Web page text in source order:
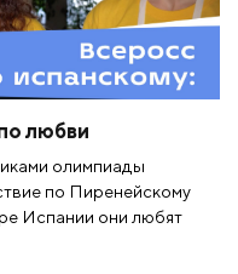
любви
олимпиады
по Пиренейскому
Испании они любят